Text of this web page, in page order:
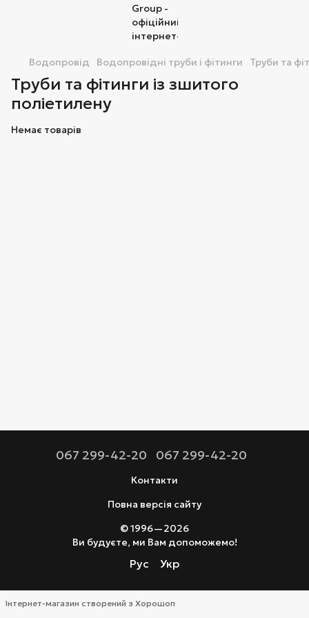
Водопровід Водопровідні труби і фітинги Труби та
Труби та фітинги із зшитого
поліетилену
Немає товарів
067 299-42-20 067 299-42-20
Контакти
Повна версія сайту
© 1996—2026
Ви будуєте, ми Вам допоможемо!
Рус Укр
Інтернет-магазин створений з Хорошоп